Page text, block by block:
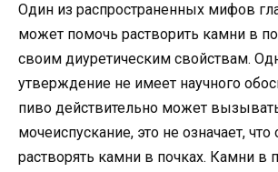
Один из распространенных мифов
может помочь растворить камни в
своим диуретическим свойствам.
утверждение не имеет научного
пиво действительно может
мочеиспускание, это не означает,
растворять камни в почках. Камни в